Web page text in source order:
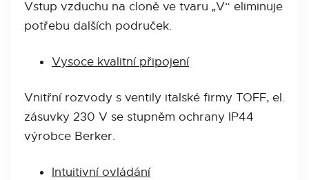
Vstup vzduchu na cloně ve tvaru „V“ eliminuje
potřebu dalších područek.
Vysoce kvalitní připojení
Vnitřní rozvody s ventily italské firmy TOFF, el.
zásuvky 230 V se stupněm ochrany IP44
výrobce Berker.
Intuitivní ovládání